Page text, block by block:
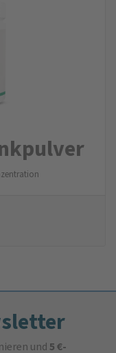
und5 €-